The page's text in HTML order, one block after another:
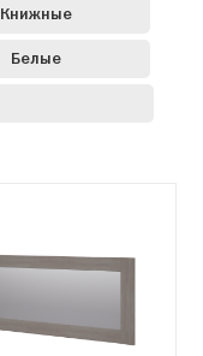
Книжные
Белые